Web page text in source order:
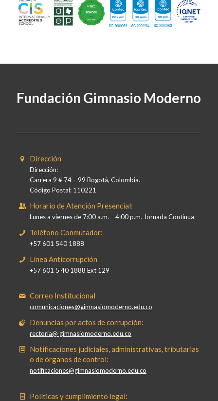
Fundación Gimnasio Moderno
Dirección
Dirección:
Carrera 9 # 74 – 99 Bogotá, Colombia.
Código Postal: 110221
Horario de Atención Presencial:
Lunes a viernes de 7:00 a.m. – 4:00 p.m. Jornada Continua
Teléfono Conmutador:
+57 601 540 1888
Línea Anticorrupción
+57 601 5 40 1888 Ext 129
Correo Institucional
comunicaciones@gimnasiomoderno.edu.co
Denuncias por actos de corrupción:
rectoria@ gimnasiomoderno.edu.co
Notificaciones judiciales, administrativas, tributarias
o de órganos de control:
notificaciones@gimnasiomoderno.edu.co
Políticas y cumplimiento legal: